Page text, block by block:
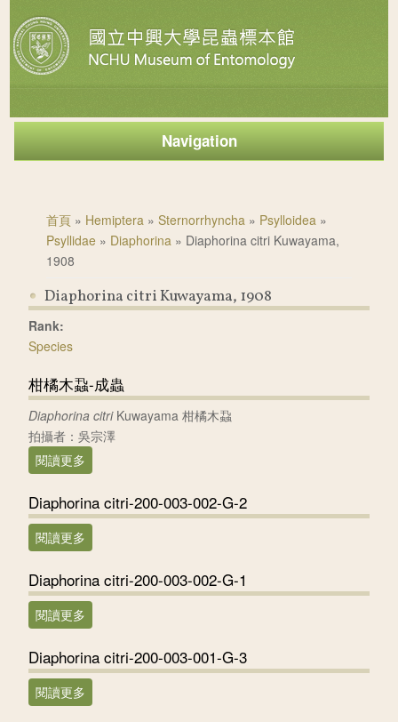
Navigation
首頁» Hemiptera» Sternorrhyncha» Psylloidea»
Psyllidae » Diaphorina» Diaphorina citri Kuwayama,
1908
Diaphorina citri Kuwayama, 1908
Rank:
Species
柑橘木蝨-成蟲
Diaphorina citriKuwayama 柑橘木蝨
拍攝者：吳宗澤
閱讀更多
Diaphorina citri-200-003-002-G-2
閱讀更多
Diaphorina citri-200-003-002-G-1
閱讀更多
Diaphorina citri-200-003-001-G-3
閱讀更多